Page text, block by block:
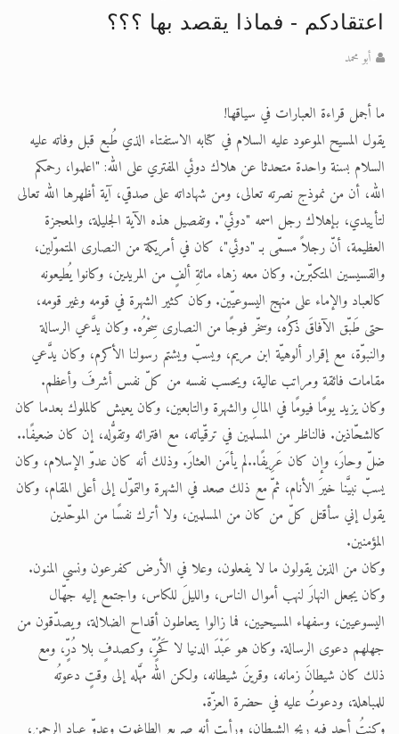
اعتقادكم - فماذا يقصد بها ؟؟؟
أبو محمد
ما أجمل قراءة العبارات في سياقها!
يقول المسيح الموعود عليه السلام في كتابه الاستفتاء الذي طُبع قبل وفاته عليه
السلام بسنة واحدة متحدثا عن هلاك دوئي المفتري على الله: "اعلموا، رحمكم
الله، أن من نموذج نصرته تعالى، ومن شهاداته على صدقي، آية أظهرها الله تعالى
لتأييدي، بإهلاك رجل اسمه "دوئي". وتفصيل هذه الآية الجليلة، والمعجزة
العظيمة، أنّ رجلاً مسمّى بـ "دوئي"، كان في أمريكة من النصارى المتموّلين،
والقسيسين المتكبّرين. وكان معه زهاء مائةِ ألفٍ من المريدين، وكانوا يُطيعونه
كالعباد والإماء على منهج اليسوعيّين. وكان كثير الشهرة في قومه وغير قومه،
حتى طَبّق الآفاقَ ذكرُه، وسخّر فوجًا من النصارى سِحْرُه. وكان يدَّعي الرسالة
والنبوّة، مع إقرار ألوهيّة ابن مريم، ويسبّ ويشتم رسولنا الأكرم، وكان يدَّعي
مقامات فائقة ومراتب عالية، ويحسب نفسه من كلّ نفس أشرفَ وأعظم.
وكان يزيد يومًا فيومًا في المالِ والشهرة والتابعين، وكان يعيش كالملوك بعدما كان
كالشحّاذين. فالناظر من المسلمين في ترقّياته، مع افترائه وتقوُّله، إن كان ضعيفًا..
ضلّ وحارَ، وإن كان عَرِيفًا..لم يأمَن العثارَ. وذلك أنه كان عدوّ الإسلام، وكان
يسبّ نبيَّنا خيرَ الأنام، ثمّ مع ذلك صعد في الشهرة والتموّل إلى أعلى المقام، وكان
يقول إني سأقتل كلّ من كان من المسلمين، ولا أترك نفسًا من الموحّدين
المؤمنين.
وكان من الذين يقولون ما لا يفعلون، وعلا في الأرض كفرعون ونسي المنون.
وكان يجعل النهارَ لنهب أموال الناس، والليلَ للكاس، واجتمع إليه جهّال
اليسوعيين، وسفهاء المسيحيين، فما زالوا يتعاطون أقداح الضلالة، ويصدّقون من
جهلهم دعوى الرسالة. وكان هو عَبْدَ الدنيا لا كَحُرٍّ، وكصدفٍ بلا دُرٍّ، ومع
ذلك كان شيطانَ زمانه، وقرينَ شيطانه، ولكن الله مهَّله إلى وقتٍ دعوتُه
للمباهلة، ودعوتُ عليه في حضرة العزّة.